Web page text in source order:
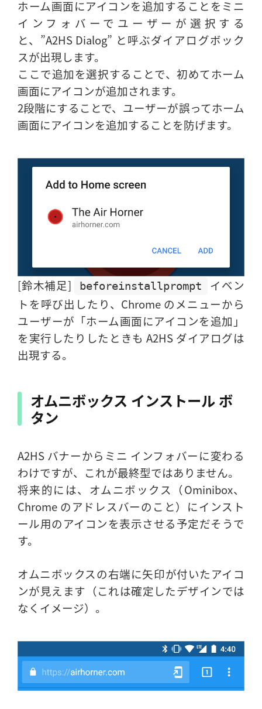
ホーム画面にアイコンを追加することをミニ
インフォバーでユーザーが選択する
と、”A2HS Dialog” と呼ぶダイアログボック
スが出現します。
ここで追加を選択することで、初めてホーム
画面にアイコンが追加されます。
2段階にすることで、ユーザーが誤ってホーム
画面にアイコンを追加することを防げます。
[鈴木補足] beforeinstallprompt
イベン
トを呼び出したり、Chrome のメニューから
ユーザーが「ホーム画面にアイコンを追加」
を実行したりしたときも A2HS ダイアログは
出現する。
オムニボックス インストール ボ
タン
A2HS バナーからミニ インフォバーに変わる
わけですが、これが最終型ではありません。
将来的には、オムニボックス（Ominibox、
Chrome のアドレスバーのこと）にインスト
ール用のアイコンを表示させる予定だそうで
す。
オムニボックスの右端に矢印が付いたアイコ
ンが見えます（これは確定したデザインでは
なくイメージ）。